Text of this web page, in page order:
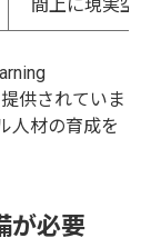
間上に現実空
供されていま
人材の育成を
が必要